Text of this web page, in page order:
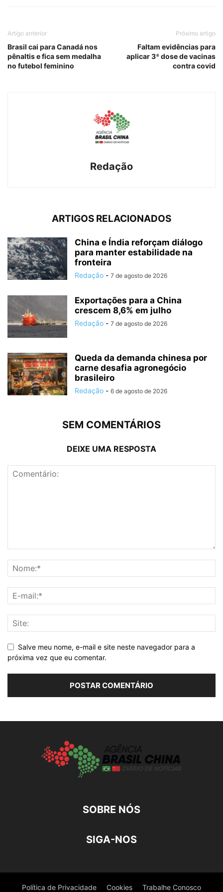
Artigo anterior
Brasil cai para Canadá nos
pênaltis e fica sem medalha
no futebol feminino
Próximo artigo
Faltam evidências para
aplicar 3ª dose de vacinas
contra covid
Redação
ARTIGOS RELACIONADOS
China e Índia reforçam diálogo
para manter estabilidade na
fronteira
Redação - 7 de agosto de 2026
Exportações para a China
crescem 8,6% em julho
Redação - 7 de agosto de 2026
Queda da demanda chinesa por
carne desafia agronegócio
brasileiro
Redação - 6 de agosto de 2026
SEM COMENTÁRIOS
DEIXE UMA RESPOSTA
Salve meu nome, e-mail e site neste navegador para a
próxima vez que eu comentar.
SOBRE NÓS
SIGA-NOS
Política de Privacidade Cookies Trabalhe Conosco